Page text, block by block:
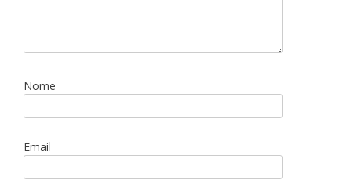
Nome
Email